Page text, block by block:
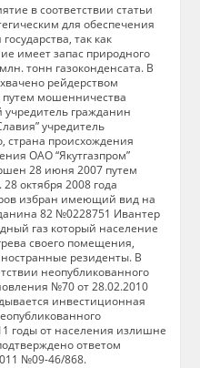
в соответствии статьи
для обеспечения
так как
имеет запас природного
тонн газоконденсата. В
рейдерством
мошенничества
учредитель гражданин
учредитель
страна происхождения
ОАО “Якутгазпром”
28 июня 2007 путем
октября 2008 года
избран имеющий вид на
82 №0228751 Ивантер
газ который население
своего помещения,
резиденты. В
неопубликованного
№70 от 28.02.2010
инвестиционная
годы от населения излишне
ответом
№09-46/868.